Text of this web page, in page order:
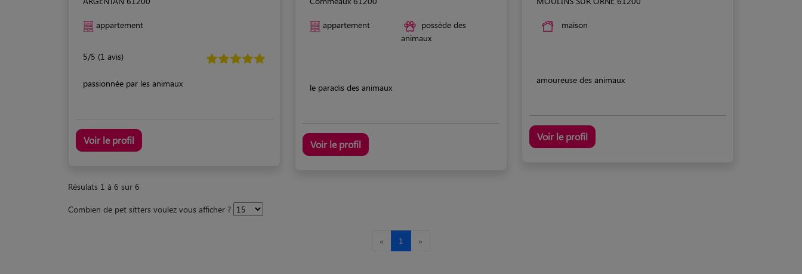
appartement
5/5 (1 avis)
passionnée par les animaux
Voir le profil
appartement
possède des
animaux
le paradis des animaux
Voir le profil
maison
amoureuse des animaux
Voir le profil
Résulats 1 à 6 sur 6
Combien de pet sitters voulez vous afficher ?
« 1 »